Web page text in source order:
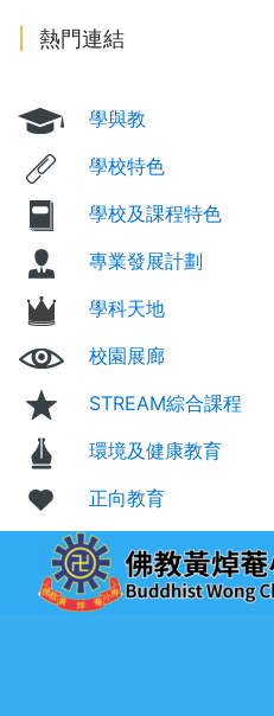
熱門連結
學與教
學校特色
學校及課程特色
專業發展計劃
學科天地
校園展廊
STREAM綜合課程
環境及健康教育
正向教育